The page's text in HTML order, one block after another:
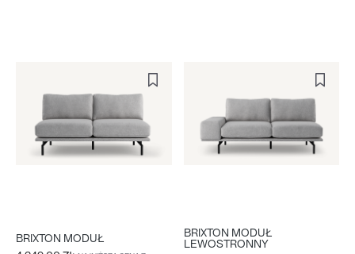
BRIXTON MODUŁ
BRIXTON MODUŁ
LEWOSTRONNY